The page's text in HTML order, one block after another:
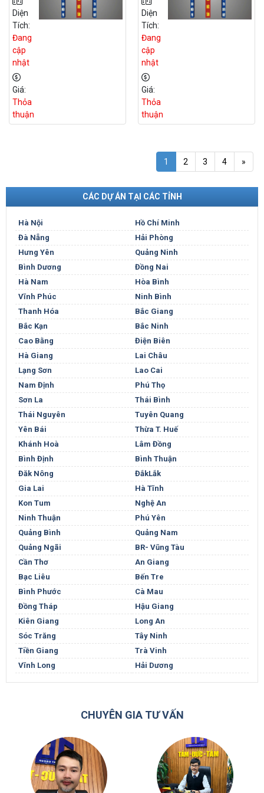
Giới
BĐS
Đất
Dự
Án
Tại
Hà
Nội
Diện
Tích:
Đang
cập
nhật
Giá:
Thỏa
thuận
Giới
BĐS
Đất
Dự
Án
Tại
Đồng
Nai
Diện
Tích:
Đang
cập
nhật
Giá:
Thỏa
thuận
1 2 3 4 »
CÁC DỰ ÁN TẠI CÁC TỈNH
Hà Nội
Hồ Chí Minh
Đà Nẵng
Hải Phòng
Hưng Yên
Quảng Ninh
Bình Dương
Đồng Nai
Hà Nam
Hòa Bình
Vĩnh Phúc
Ninh Bình
Thanh Hóa
Bắc Giang
Bắc Kạn
Bắc Ninh
Cao Bằng
Điện Biên
Hà Giang
Lai Châu
Lạng Sơn
Lao Cai
Nam Định
Phú Thọ
Sơn La
Thái Bình
Thái Nguyên
Tuyên Quang
Yên Bái
Thừa T. Huế
Khánh Hoà
Lâm Đồng
Bình Định
Bình Thuận
Đăk Nông
ĐắkLắk
Gia Lai
Hà Tĩnh
Kon Tum
Nghệ An
Ninh Thuận
Phú Yên
Quảng Bình
Quảng Nam
Quảng Ngãi
BR- Vũng Tàu
Cần Thơ
An Giang
Bạc Liêu
Bến Tre
Bình Phước
Cà Mau
Đồng Tháp
Hậu Giang
Kiên Giang
Long An
Sóc Trăng
Tây Ninh
Tiền Giang
Trà Vinh
Vĩnh Long
Hải Dương
CHUYÊN GIA TƯ VẤN